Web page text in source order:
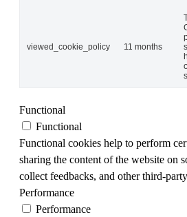
viewed_cookie_policy 11 months
Functional
Functional
Functional cookies help to perform
sharing the content of the website on
collect feedbacks, and other third-
Performance
Performance